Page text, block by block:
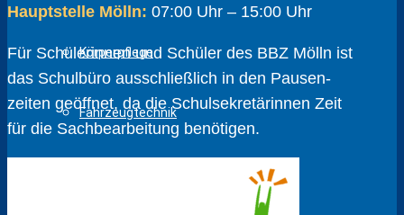
Körperpflege
Fahrzeugtechnik
Hauptstelle Mölln: 07:00 Uhr – 15:00 Uhr
Für Schülerinnen und Schüler des BBZ Mölln ist
das Schulbüro ausschließlich in den Pausen­
zeiten geöffnet, da die Schul­sekretärinnen Zeit
für die Sach­bear­beitung benötigen.